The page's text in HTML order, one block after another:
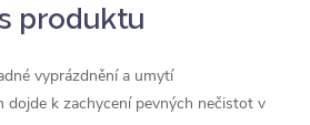
produktu
vyprázdnění a umytí
dojde k zachycení pevných nečistot v